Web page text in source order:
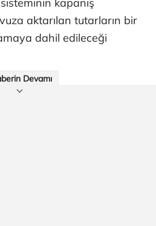
aktarılan tutarların bir
dahil edileceği
Devamı